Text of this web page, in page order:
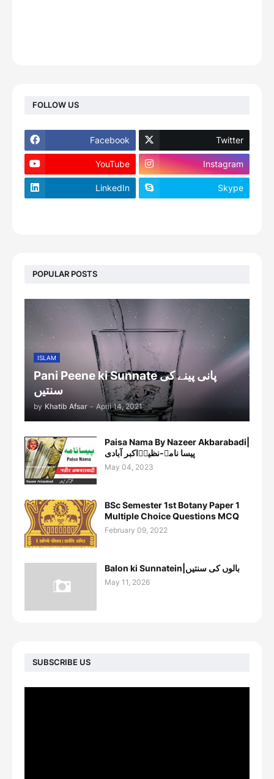
FOLLOW US
Facebook Twitter
YouTube Instagram
LinkedIn Skype
POPULAR POSTS
ISLAM
Pani Peene ki Sunnate پانی پینے کی
سنتیں
by Khatib Afsar - April 14, 2021
Paisa Nama By Nazeer Akbarabadi|
پیسا نامہ-نظیرؔاکبر آبادی
May 04, 2023
BSc Semester 1st Botany Paper 1
Multiple Choice Questions MCQ
February 09, 2022
Balon ki Sunnatein|بالوں کی سنتیں
May 11, 2026
SUBSCRIBE US